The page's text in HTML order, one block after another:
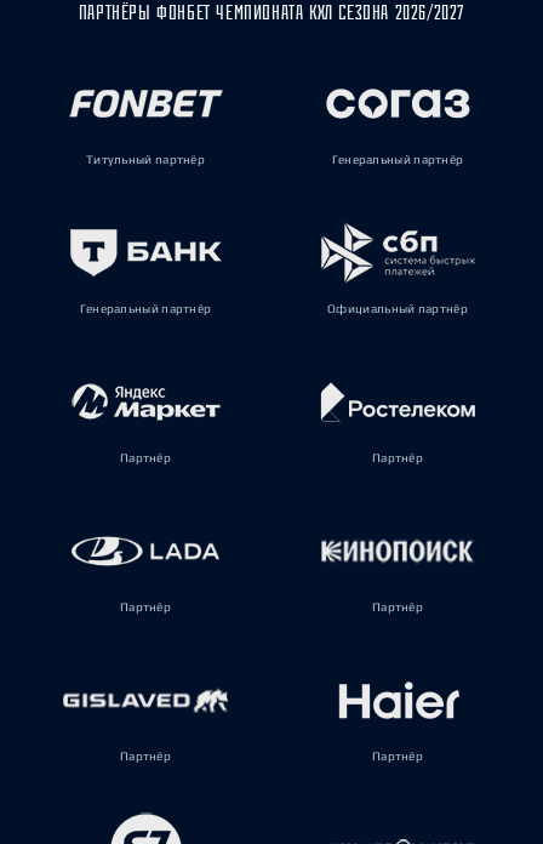
ПАРТНЁРЫ ФОНБЕТ ЧЕМПИОНАТА КХЛ СЕЗОНА 2026/2027
Титульный партнёр Генеральный партнёр
Генеральный партнёр Официальный партнёр
Партнёр Партнёр
Партнёр Партнёр
Партнёр Партнёр